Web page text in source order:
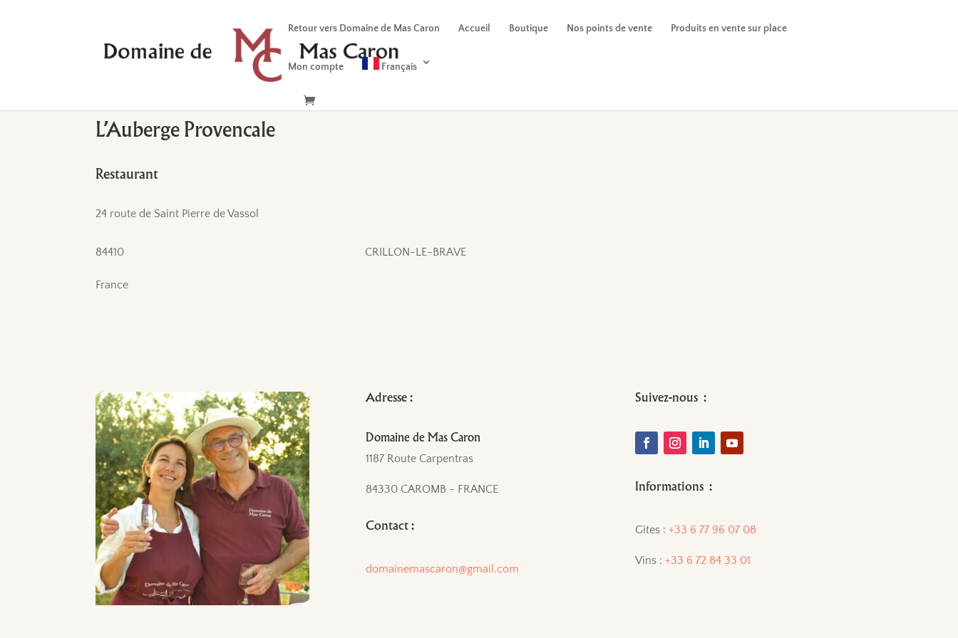
Retour vers Domaine de Mas Caron Accueil Boutique Nos points de vente Produits en vente sur place
Mon compte Français
L’Auberge Provencale
Restaurant
24 route de Saint Pierre de Vassol
84410
France
CRILLON-LE-BRAVE
Adresse :
Domaine de Mas Caron
1187 Route Carpentras
84330 CAROMB - FRANCE
Contact :
domainemascaron@gmail.com
Suivez-nous :
Informations :
Gîtes : +33 6 77 96 07 08
Vins : +33 6 72 84 33 01